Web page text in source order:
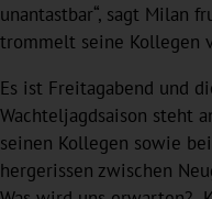
unantastbar“, sagt Milan
trommelt seine Kollegen
Es ist Freitagabend und
Wachteljagdsaison steht
seinen Kollegen sowie
hergerissen zwischen